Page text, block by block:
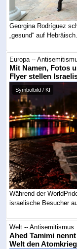
Georgina Rodríguez
„gesund“ auf
Europa --
Mit Namen, Fotos
Flyer stellen
Symbolbild / KI
Während der
israelische Besucher
Welt -- Antisemitismus
Ahed Tamimi
Welt den Atomkrieg